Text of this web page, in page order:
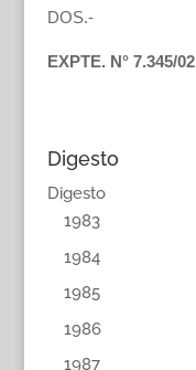
DOS.-
EXPTE. N° 7.345/02
Digesto
Digesto
1983
1984
1985
1986
1987